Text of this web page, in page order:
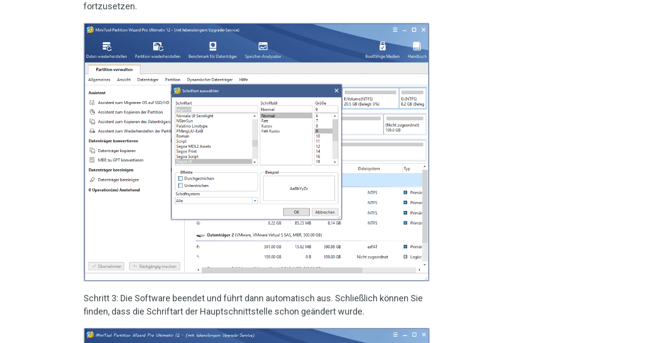
fortzusetzen.
Schritt 3: Die Software beendet und führt dann automatisch aus. Schließlich können Sie
finden, dass die Schriftart der Hauptschnittstelle schon geändert wurde.